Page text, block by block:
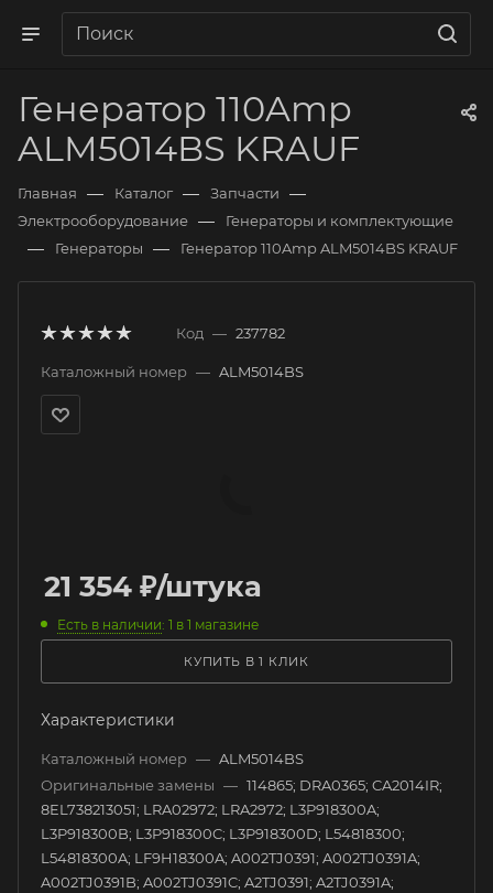
Генератор 110Amp
ALM5014BS KRAUF
Главная — Каталог — Запчасти —
Электрооборудование — Генераторы и комплектующие
— Генераторы — Генератор 110Amp ALM5014BS KRAUF
Код — 237782
Каталожный номер — ALM5014BS
21 354 ₽/штука
Есть в наличии: 1 в 1 магазине
КУПИТЬ В 1 КЛИК
Характеристики
Каталожный номер — ALM5014BS
Оригинальные замены — 114865; DRA0365; CA2014IR;
8EL738213051; LRA02972; LRA2972; L3P918300A;
L3P918300B; L3P918300C; L3P918300D; L54818300;
L54818300A; LF9H18300A; A002TJ0391; A002TJ0391A;
A002TJ0391B; A002TJ0391C; A2TJ0391; A2TJ0391A;